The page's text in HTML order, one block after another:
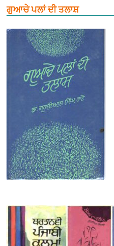
ਗੁਆਚੇ ਪਲਾਂ ਦੀ ਤਲਾਸ਼